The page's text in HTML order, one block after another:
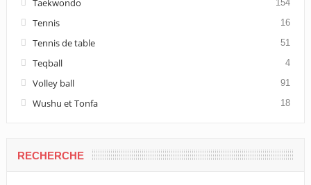
Taekwondo 154
Tennis 16
Tennis de table 51
Teqball 4
Volley ball 91
Wushu et Tonfa 18
RECHERCHE